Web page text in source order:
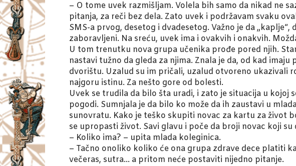
– O tome uvek razmišljam. Volela bih samo da nikad ne
pitanja, za reči bez dela. Zato uvek i podržavam svaku
SMS-a prvog, desetog i dvadesetog. Važno je da
zaboravljeni. Na sreću, uvek ima i ovakvih i onakvih.
U tom trenutku nova grupa učenika prođe pored njih.
nastavi tužno da gleda za njima. Znala je da, od kad
dvorištu. Uzalud su im pričali, uzalud otvoreno ukazivali
najgoru istinu. Za nešto gore od bolesti.
Uvek se trudila da bilo šta uradi, i zato je situacija u kojoj
pogodi. Sumnjala je da bilo ko može da ih zaustavi u
sunovratu. Kako je teško skupiti novac za kartu za život
se upropasti život. Savi glavu i poče da broji novac koji su
– Koliko ima? – upita mlada koleginica.
– Tačno onoliko koliko će ona grupa zdrave dece platiti
večeras, sutra… a pritom neće postaviti nijedno pitanje.